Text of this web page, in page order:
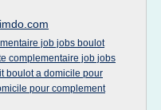
job jobs boulot
complementaire job jobs
boulot a domicile pour
pour complement